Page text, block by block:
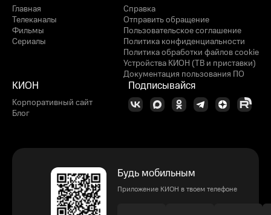
Главная
Телеканалы
Фильмы
Сериалы
Справка
Отправить обращение
Пользовательское соглашение
Политика конфиденциальности
Политика обработки файлов cookie
Устройства КИОН (ТВ и приставки)
Документация пользования ПО
КИОН
Корпоративный сайт
Блог
Подписывайся
Будь мобильным
Приложение КИОН в твоем телефоне